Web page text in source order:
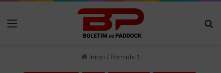
Início / Fórmula 1